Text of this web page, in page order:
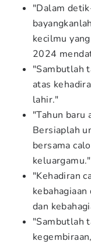
"Dalam
kecilmu
2024
"Sambutlah
atas
lahir."
"Tahun baru
Bersiaplah
bersama
keluargamu."
"Kehadiran
dan
"Sambutlah